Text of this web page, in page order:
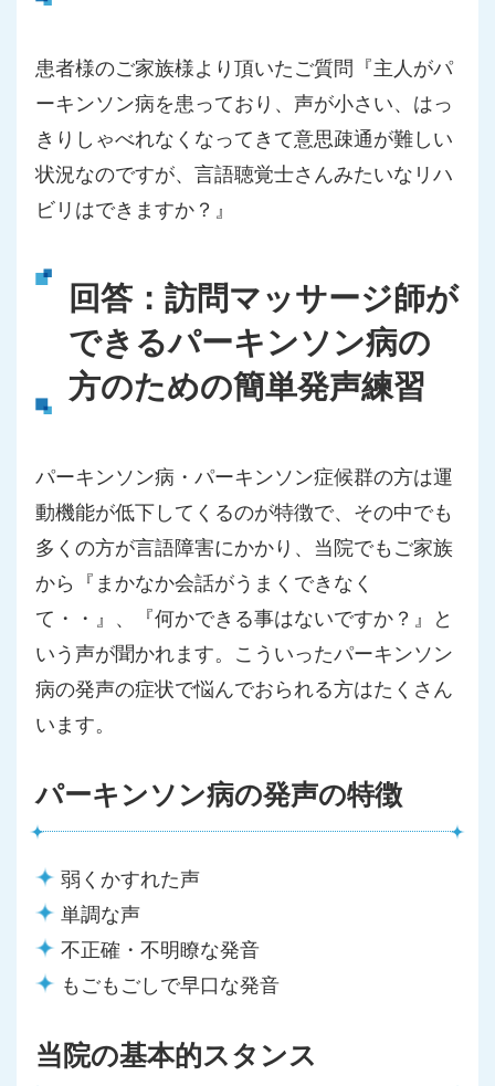
患者様のご家族様より頂いたご質問『主人がパ
ーキンソン病を患っており、声が小さい、はっ
きりしゃべれなくなってきて意思疎通が難しい
状況なのですが、言語聴覚士さんみたいなリハ
ビリはできますか？』
回答：訪問マッサージ師が
できるパーキンソン病の
方のための簡単発声練習
パーキンソン病・パーキンソン症候群の方は運
動機能が低下してくるのが特徴で、その中でも
多くの方が言語障害にかかり、当院でもご家族
から『まかなか会話がうまくできなく
て・・』、『何かできる事はないですか？』と
いう声が聞かれます。こういったパーキンソン
病の発声の症状で悩んでおられる方はたくさん
います。
パーキンソン病の発声の特徴
弱くかすれた声
単調な声
不正確・不明瞭な発音
もごもごしで早口な発音
当院の基本的スタンス